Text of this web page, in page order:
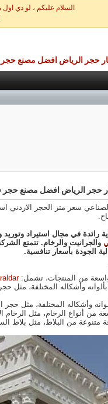
السلام عليكم ، لو دي
حجر الرياض افضل مصنع
حجر الرياض افضل مصنع حجر
في مجال استيراد وتوريد
والجرانيت والرخام. تتمتع
الجودة بأسعار تنافسية.
من المنتجات، تشمل:
وأشكاله المختلفة، مثل
وأشكاله المختلفة، مثل حجر
من أنواع الرخام، مثل الرخام
متنوعة من البلاط، مثل بلاط